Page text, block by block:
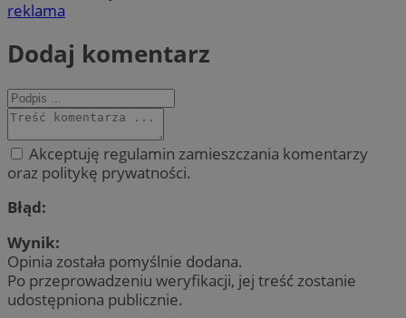
reklama
Dodaj komentarz
Akceptuję regulamin zamieszczania komentarzy
oraz politykę prywatności.
Błąd:
Wynik:
Opinia została pomyślnie dodana.
Po przeprowadzeniu weryfikacji, jej treść zostanie
udostępniona publicznie.